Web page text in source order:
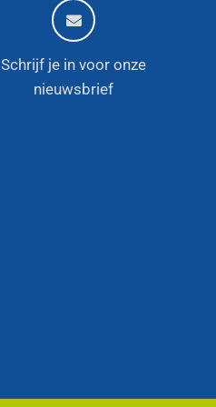
Schrijf je in voor onze
nieuwsbrief